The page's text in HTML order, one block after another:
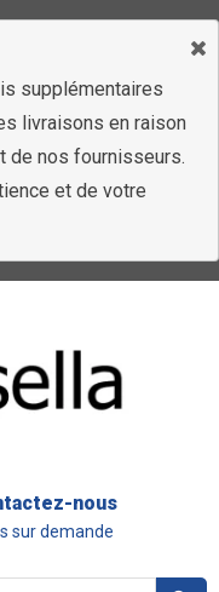
supplémentaires
livraisons en raison
de nos fournisseurs.
et de votre
nous
sur demande